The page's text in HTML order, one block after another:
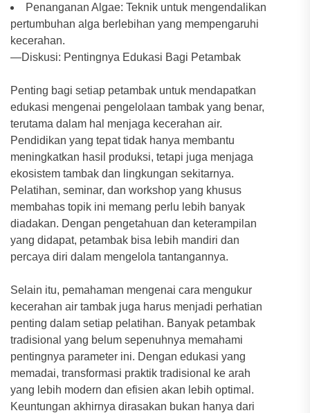
Penanganan Algae: Teknik untuk mengendalikan
pertumbuhan alga berlebihan yang mempengaruhi
kecerahan.
—Diskusi: Pentingnya Edukasi Bagi Petambak
Penting bagi setiap petambak untuk mendapatkan
edukasi mengenai pengelolaan tambak yang benar,
terutama dalam hal menjaga kecerahan air.
Pendidikan yang tepat tidak hanya membantu
meningkatkan hasil produksi, tetapi juga menjaga
ekosistem tambak dan lingkungan sekitarnya.
Pelatihan, seminar, dan workshop yang khusus
membahas topik ini memang perlu lebih banyak
diadakan. Dengan pengetahuan dan keterampilan
yang didapat, petambak bisa lebih mandiri dan
percaya diri dalam mengelola tantangannya.
Selain itu, pemahaman mengenai cara mengukur
kecerahan air tambak juga harus menjadi perhatian
penting dalam setiap pelatihan. Banyak petambak
tradisional yang belum sepenuhnya memahami
pentingnya parameter ini. Dengan edukasi yang
memadai, transformasi praktik tradisional ke arah
yang lebih modern dan efisien akan lebih optimal.
Keuntungan akhirnya dirasakan bukan hanya dari